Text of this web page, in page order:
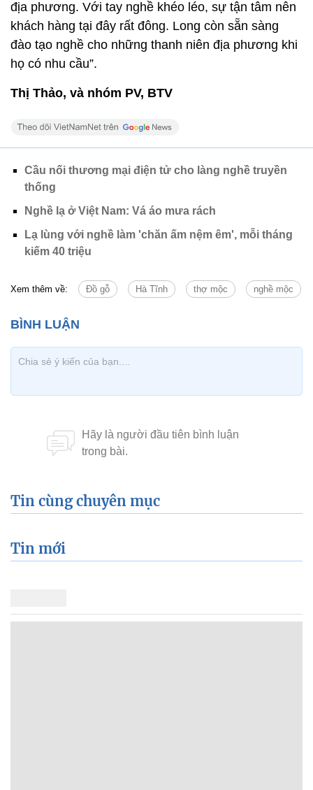
địa phương. Với tay nghề khéo léo, sự tận tâm nên
khách hàng tại đây rất đông. Long còn sẵn sàng
đào tạo nghề cho những thanh niên địa phương khi
họ có nhu cầu”.
Thị Thảo, và nhóm PV, BTV
Cầu nối thương mại điện tử cho làng nghề truyền
thống
Nghề lạ ở Việt Nam: Vá áo mưa rách
Lạ lùng với nghề làm 'chăn ấm nệm êm', mỗi tháng
kiếm 40 triệu
Xem thêm về: Đồ gỗ Hà Tĩnh thợ mộc nghề mộc
Tin cùng chuyên mục
Tin mới